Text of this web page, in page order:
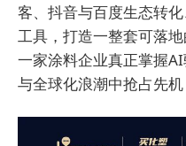
客、抖音与百度生态转
工具，打造一整套可落
一家涂料企业真正掌握
与全球化浪潮中抢占先机